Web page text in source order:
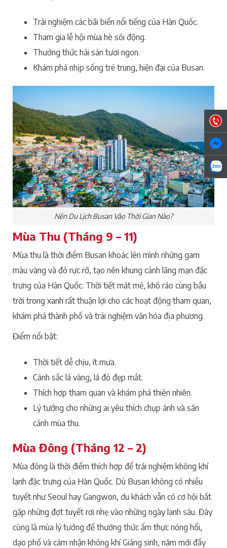
Trải nghiệm các bãi biển nổi tiếng của Hàn Quốc.
Tham gia lễ hội mùa hè sôi động.
Thưởng thức hải sản tươi ngon.
Khám phá nhịp sống trẻ trung, hiện đại của Busan.
Nên Du Lịch Busan Vào Thời Gian Nào?
Mùa Thu (Tháng 9 – 11)
Mùa thu là thời điểm Busan khoác lên mình những gam
màu vàng và đỏ rực rỡ, tạo nên khung cảnh lãng mạn đặc
trưng của Hàn Quốc. Thời tiết mát mẻ, khô ráo cùng bầu
trời trong xanh rất thuận lợi cho các hoạt động tham quan,
khám phá thành phố và trải nghiệm văn hóa địa phương.
Điểm nổi bật:
Thời tiết dễ chịu, ít mưa.
Cảnh sắc lá vàng, lá đỏ đẹp mắt.
Thích hợp tham quan và khám phá thiên nhiên.
Lý tưởng cho những ai yêu thích chụp ảnh và săn
cảnh mùa thu.
Mùa Đông (Tháng 12 – 2)
Mùa đông là thời điểm thích hợp để trải nghiệm không khí
lạnh đặc trưng của Hàn Quốc. Dù Busan không có nhiều
tuyết như Seoul hay Gangwon, du khách vẫn có cơ hội bắt
gặp những đợt tuyết rơi nhẹ vào những ngày lạnh sâu. Đây
cũng là mùa lý tưởng để thưởng thức ẩm thực nóng hổi,
dạo phố và cảm nhận không khí Giáng sinh, năm mới đầy